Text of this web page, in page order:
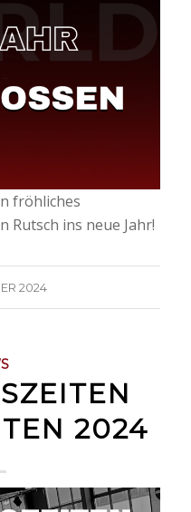
fröhliches
Rutsch ins neue Jahr!
2024
2024